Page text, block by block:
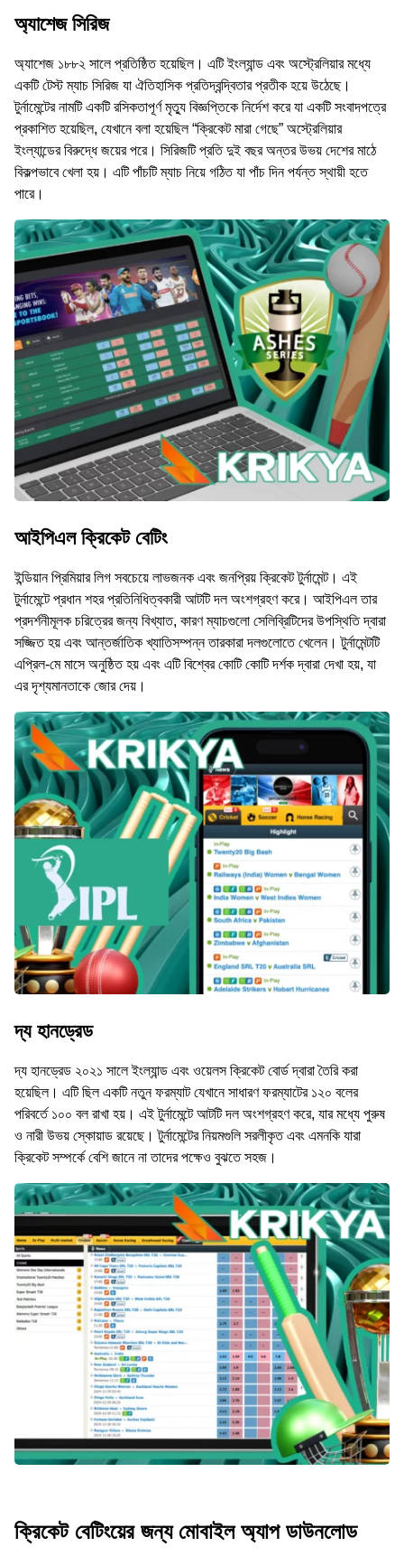
অ্যাশেজ সিরিজ
অ্যাশেজ ১৮৮২ সালে প্রতিষ্ঠিত হয়েছিল। এটি ইংল্যান্ড এবং অস্ট্রেলিয়ার মধ্যে
একটি টেস্ট ম্যাচ সিরিজ যা ঐতিহাসিক প্রতিদ্বন্দ্বিতার প্রতীক হয়ে উঠেছে।
টুর্নামেন্টের নামটি একটি রসিকতাপূর্ণ মৃত্যু বিজ্ঞপ্তিকে নির্দেশ করে যা একটি সংবাদপত্রে
প্রকাশিত হয়েছিল, যেখানে বলা হয়েছিল “ক্রিকেট মারা গেছে” অস্ট্রেলিয়ার
ইংল্যান্ডের বিরুদ্ধে জয়ের পরে। সিরিজটি প্রতি দুই বছর অন্তর উভয় দেশের মাঠে
বিকল্পভাবে খেলা হয়। এটি পাঁচটি ম্যাচ নিয়ে গঠিত যা পাঁচ দিন পর্যন্ত স্থায়ী হতে
পারে।
আইপিএল ক্রিকেট বেটিং
ইন্ডিয়ান প্রিমিয়ার লিগ সবচেয়ে লাভজনক এবং জনপ্রিয় ক্রিকেট টুর্নামেন্ট। এই
টুর্নামেন্টে প্রধান শহর প্রতিনিধিত্বকারী আটটি দল অংশগ্রহণ করে। আইপিএল তার
প্রদর্শনীমূলক চরিত্রের জন্য বিখ্যাত, কারণ ম্যাচগুলো সেলিব্রিটিদের উপস্থিতি দ্বারা
সজ্জিত হয় এবং আন্তর্জাতিক খ্যাতিসম্পন্ন তারকারা দলগুলোতে খেলেন। টুর্নামেন্টটি
এপ্রিল-মে মাসে অনুষ্ঠিত হয় এবং এটি বিশ্বের কোটি কোটি দর্শক দ্বারা দেখা হয়, যা
এর দৃশ্যমানতাকে জোর দেয়।
দ্য হানড্রেড
দ্য হানড্রেড ২০২১ সালে ইংল্যান্ড এবং ওয়েলস ক্রিকেট বোর্ড দ্বারা তৈরি করা
হয়েছিল। এটি ছিল একটি নতুন ফরম্যাট যেখানে সাধারণ ফরম্যাটের ১২০ বলের
পরিবর্তে ১০০ বল রাখা হয়। এই টুর্নামেন্টে আটটি দল অংশগ্রহণ করে, যার মধ্যে পুরুষ
ও নারী উভয় স্কোয়াড রয়েছে। টুর্নামেন্টের নিয়মগুলি সরলীকৃত এবং এমনকি যারা
ক্রিকেট সম্পর্কে বেশি জানে না তাদের পক্ষেও বুঝতে সহজ।
ক্রিকেট বেটিংয়ের জন্য মোবাইল অ্যাপ ডাউনলোড